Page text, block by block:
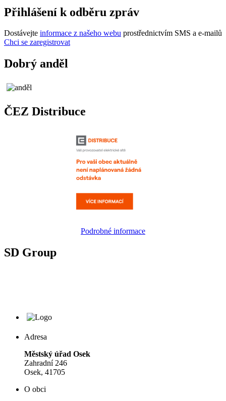
Přihlášení k odběru zpráv
Dostávejte informace z našeho webu prostřednictvím SMS a e-mailů
Chci se zaregistrovat
Dobrý anděl
ČEZ Distribuce
Podrobné informace
SD Group
Adresa
Městský úřad Osek
Zahradní 246
Osek, 41705
O obci